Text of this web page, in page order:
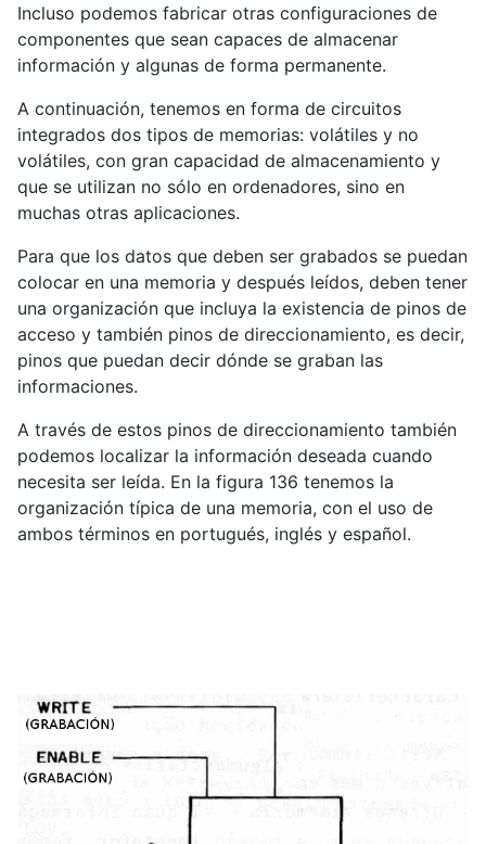
Incluso podemos fabricar otras configuraciones de
componentes que sean capaces de almacenar
información y algunas de forma permanente.
A continuación, tenemos en forma de circuitos
integrados dos tipos de memorias: volátiles y no
volátiles, con gran capacidad de almacenamiento y
que se utilizan no sólo en ordenadores, sino en
muchas otras aplicaciones.
Para que los datos que deben ser grabados se puedan
colocar en una memoria y después leídos, deben tener
una organización que incluya la existencia de pinos de
acceso y también pinos de direccionamiento, es decir,
pinos que puedan decir dónde se graban las
informaciones.
A través de estos pinos de direccionamiento también
podemos localizar la información deseada cuando
necesita ser leída. En la figura 136 tenemos la
organización típica de una memoria, con el uso de
ambos términos en portugués, inglés y español.